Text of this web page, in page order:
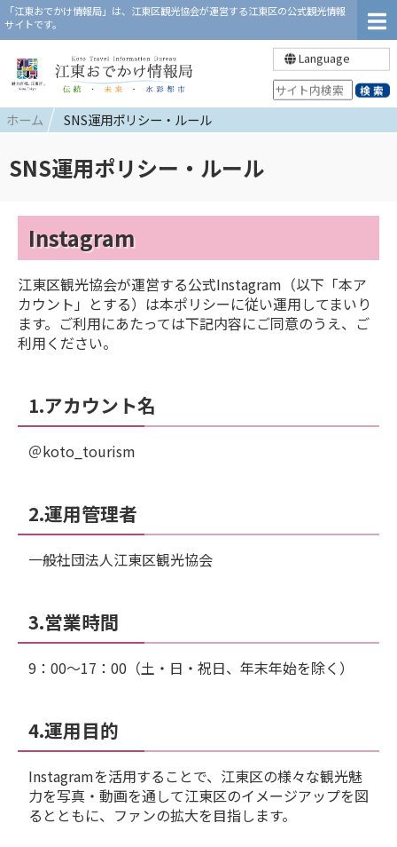
「江東おでかけ情報局」は、江東区観光協会が運営する江東区の公式観光情報
サイトです。
Language
ホーム SNS運用ポリシー・ルール
SNS運用ポリシー・ルール
Instagram
江東区観光協会が運営する公式Instagram（以下「本ア
カウント」とする）は本ポリシーに従い運用してまいり
ます。ご利用にあたっては下記内容にご同意のうえ、ご
利用ください。
1.アカウント名
＠koto_tourism
2.運用管理者
一般社団法人江東区観光協会
3.営業時間
9：00～17：00（土・日・祝日、年末年始を除く）
4.運用目的
Instagramを活用することで、江東区の様々な観光魅
力を写真・動画を通して江東区のイメージアップを図
るとともに、ファンの拡大を目指します。